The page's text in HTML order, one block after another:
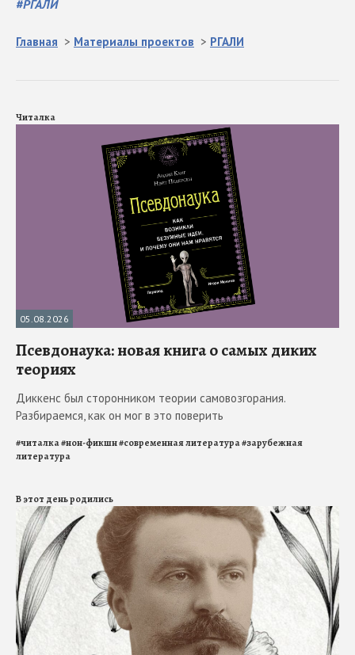
#РГАЛИ
Главная > Материалы проектов > РГАЛИ
Читалка
05.08.2026
Псевдонаука: новая книга о самых диких
теориях
Диккенс был сторонником теории самовозгорания.
Разбираемся, как он мог в это поверить
#читалка#нон-фикшн#современная литература#зарубежная
литература
В этот день родились